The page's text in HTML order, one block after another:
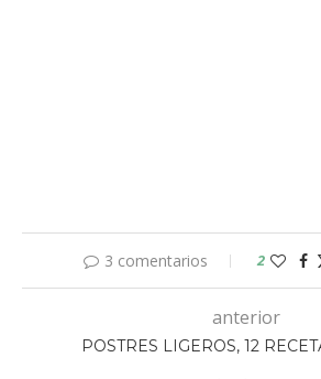
3 comentarios 2
anterior
POSTRES LIGEROS, 12